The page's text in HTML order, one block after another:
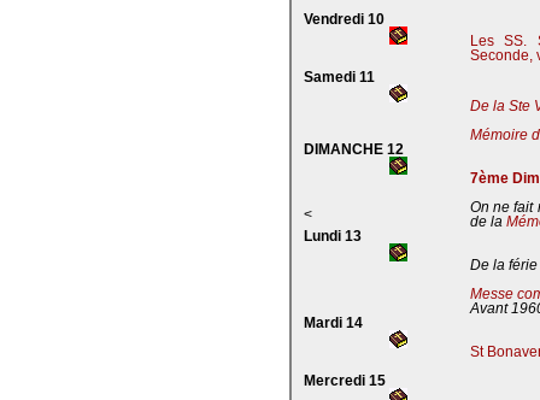
Vendredi 10
Les SS.
Seconde,
Samedi 11
De la Ste
Mémoire
DIMANCHE 12
7ème
<
On ne fait
de la
Lundi 13
De la férie
Messe
Avant
Mardi 14
St
Mercredi 15